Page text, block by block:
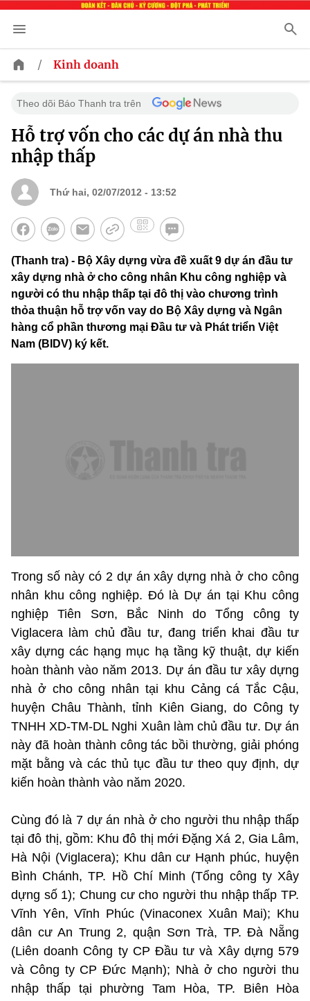
/ Kinh doanh
Theo dõi Báo Thanh tra trên
Hỗ trợ vốn cho các dự án nhà thu
nhập thấp
Thứ hai, 02/07/2012 - 13:52
(Thanh tra) - Bộ Xây dựng vừa đề xuất 9 dự án đầu tư
xây dựng nhà ở cho công nhân Khu công nghiệp và
người có thu nhập thấp tại đô thị vào chương trình
thỏa thuận hỗ trợ vốn vay do Bộ Xây dựng và Ngân
hàng cổ phần thương mại Đầu tư và Phát triển Việt
Nam (BIDV) ký kết.
Trong số này có 2 dự án xây dựng nhà ở cho công
nhân khu công nghiệp. Đó là Dự án tại Khu công
nghiệp Tiên Sơn, Bắc Ninh do Tổng công ty
Viglacera làm chủ đầu tư, đang triển khai đầu tư
xây dựng các hạng mục hạ tầng kỹ thuật, dự kiến
hoàn thành vào năm 2013. Dự án đầu tư xây dựng
nhà ở cho công nhân tại khu Cảng cá Tắc Cậu,
huyện Châu Thành, tỉnh Kiên Giang, do Công ty
TNHH XD-TM-DL Nghi Xuân làm chủ đầu tư. Dự án
này đã hoàn thành công tác bồi thường, giải phóng
mặt bằng và các thủ tục đầu tư theo quy định, dự
kiến hoàn thành vào năm 2020.
Cùng đó là 7 dự án nhà ở cho người thu nhập thấp
tại đô thị, gồm: Khu đô thị mới Đặng Xá 2, Gia Lâm,
Hà Nội (Viglacera); Khu dân cư Hạnh phúc, huyện
Bình Chánh, TP. Hồ Chí Minh (Tổng công ty Xây
dựng số 1); Chung cư cho người thu nhập thấp TP.
Vĩnh Yên, Vĩnh Phúc (Vinaconex Xuân Mai); Khu
dân cư An Trung 2, quận Sơn Trà, TP. Đà Nẵng
(Liên doanh Công ty CP Đầu tư và Xây dựng 579
và Công ty CP Đức Mạnh); Nhà ở cho người thu
nhập thấp tại phường Tam Hòa, TP. Biên Hòa